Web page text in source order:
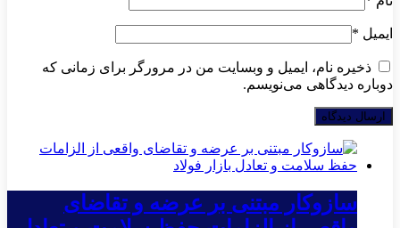
ایمیل *
ذخیره نام، ایمیل و وبسایت من در مرورگر برای زمانی که
دوباره دیدگاهی می‌نویسم.
سازوکار مبتنی بر عرضه و تقاضای